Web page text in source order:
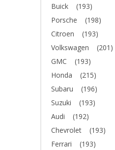
Buick
(193)
Porsche
(198)
Citroen
(193)
Volkswagen
(201)
GMC
(193)
Honda
(215)
Subaru
(196)
Suzuki
(193)
Audi
(192)
Chevrolet
(193)
Ferrari
(193)